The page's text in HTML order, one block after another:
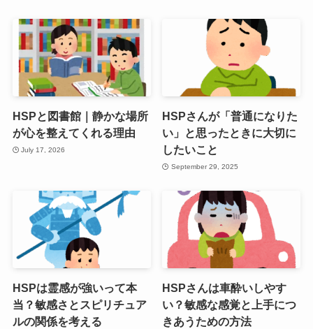
HSPと図書館｜静かな場所
が心を整えてくれる理由
July 17, 2026
HSPさんが「普通になりた
い」と思ったときに大切に
したいこと
September 29, 2025
HSPは霊感が強いって本
当？敏感さとスピリチュア
ルの関係を考える
HSPさんは車酔いしやす
い？敏感な感覚と上手につ
きあうための方法